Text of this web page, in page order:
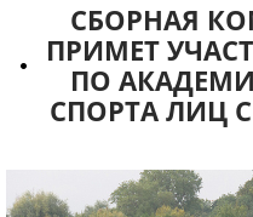
СБОРНАЯ
ПРИМЕТ
ПО
СПОРТА ЛИЦ